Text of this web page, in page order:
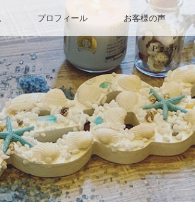
プロフィール お客様の声